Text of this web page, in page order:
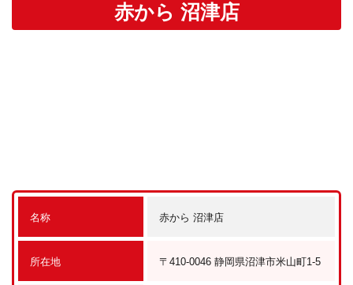
赤から 沼津店
名称 赤から 沼津店
所在地 〒410-0046 静岡県沼津市米山町1-5